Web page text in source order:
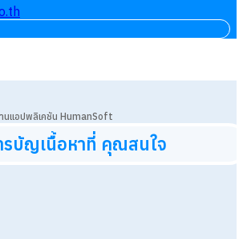
นแอปพลิเคชัน HumanSoft
รบัญเนื้อหาที่ คุณสนใจ